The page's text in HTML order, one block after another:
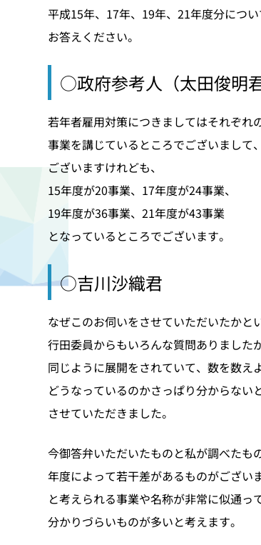
平成15年、17年、19年、21年度分につ
お答えください。
○政府参考人（太田俊明君
若年者雇用対策につきましてはそれぞれ
事業を講じているところでございまして
ございますけれども、
15年度が20事業、17年度が24事業、
19年度が36事業、21年度が43事業
となっているところでございます。
○吉川沙織君
なぜこのお伺いをさせていただいたかと
行田委員からもいろんな質問ありました
同じように展開をされていて、数を数え
どうなっているのかさっぱり分からない
させていただきました。
今御答弁いただいたものと私が調べたも
年度によって若干差があるものがござい
と考えられる事業や名称が非常に似通っ
分かりづらいものが多いと考えます。